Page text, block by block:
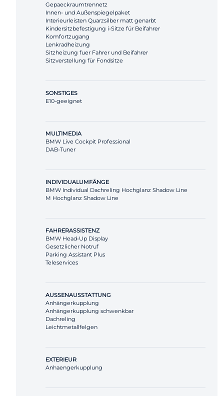
Gepaeckraumtrennetz
Innen- und Außenspiegelpaket
Interieurleisten Quarzsilber matt genarbt
Kindersitzbefestigung i-Sitze für Beifahrer
Komfortzugang
Lenkradheizung
Sitzheizung fuer Fahrer und Beifahrer
Sitzverstellung für Fondsitze
SONSTIGES
E10-geeignet
MULTIMEDIA
BMW Live Cockpit Professional
DAB-Tuner
INDIVIDUALUMFÄNGE
BMW Individual Dachreling Hochglanz Shadow Line
M Hochglanz Shadow Line
FAHRERASSISTENZ
BMW Head-Up Display
Gesetzlicher Notruf
Parking Assistant Plus
Teleservices
AUSSENAUSSTATTUNG
Anhängerkupplung
Anhängerkupplung schwenkbar
Dachreling
Leichtmetallfelgen
EXTERIEUR
Anhaengerkupplung